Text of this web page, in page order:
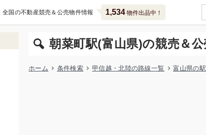
全国の不動産競売＆公売物件情報 1,534物件出品中！
朝菜町駅(富山県)の競売＆
ホーム 条件検索 甲信越・北陸の路線一覧 富山県の